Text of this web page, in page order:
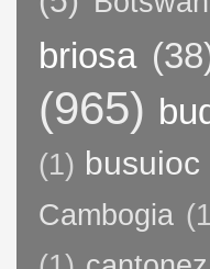
briosa
(965)
(1) busuioc
Cambogia